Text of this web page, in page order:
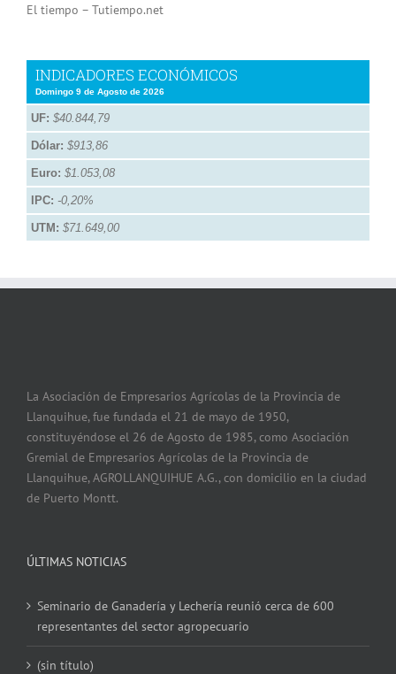
El tiempo – Tutiempo.net
INDICADORES ECONÓMICOS
Domingo 9 de Agosto de 2026
UF: $40.844,79
Dólar: $913,86
Euro: $1.053,08
IPC: -0,20%
UTM: $71.649,00
La Asociación de Empresarios Agrícolas de la Provincia de
Llanquihue, fue fundada el 21 de mayo de 1950,
constituyéndose el 26 de Agosto de 1985, como Asociación
Gremial de Empresarios Agrícolas de la Provincia de
Llanquihue, AGROLLANQUIHUE A.G., con domicilio en la ciudad
de Puerto Montt.
ÚLTIMAS NOTICIAS
Seminario de Ganadería y Lechería reunió cerca de 600
representantes del sector agropecuario
(sin título)